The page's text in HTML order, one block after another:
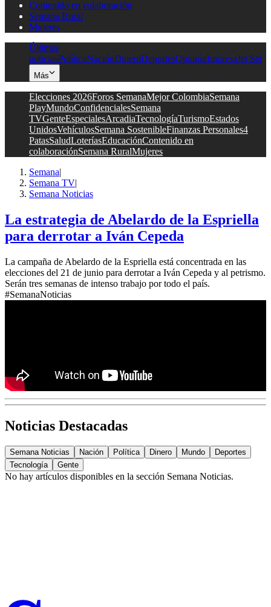
Contenido en colaboración
Semana Rural
Mujeres
Últimas
noticiasPolíticaNaciónDineroDeportesOpiniónImpresaJet Set
Más
Elecciones 2026Foros SemanaMejor ColombiaSemana
PlayMundoConfidencialesSemana
TVGenteEspecialesArcadiaTecnologíaTurismoEstados
UnidosVehículosSemana SostenibleFinanzas Personales4
PatasSaludLoteríasEducaciónContenido en
colaboraciónSemana RuralMujeres
Semana|
Semana TV|
Semana Noticias
La estrategia de Abelardo de la Espriella
para derrotar a Iván Cepeda
La campaña de Abelardo de la Espriella está concentrada en las
elecciones del 21 de junio para derrotar a Iván Cepeda y al petrismo.
Serán tres semanas de intenso trabajo por todo el país.
#SemanaNoticias
Noticias Destacadas
Semana Noticias Nación Política Dinero Mundo
Deportes
Tecnología
Gente
No hay artículos disponibles en la sección Semana Noticias.